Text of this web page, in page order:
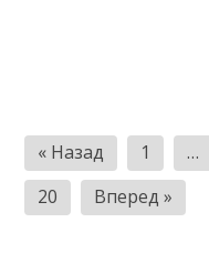
записей
« Назад 1 …
20
Вперед »